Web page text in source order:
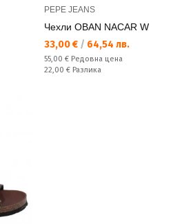
PEPE JEANS
Чехли OBAN NACAR W
Текуща цена:
33,00 € / 64,54 лв.
Редовна цена:
55,00 € Редовна цена
Спестявате:
22,00 € Разлика